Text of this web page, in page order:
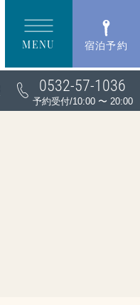
MENU 宿泊予約
0532-57-1036
予約受付/10:00 〜 20:00